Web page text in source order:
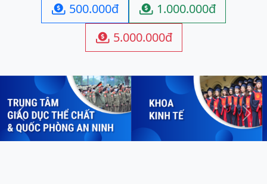
 500.000đ  1.000.000đ
 5.000.000đ
Previous Next